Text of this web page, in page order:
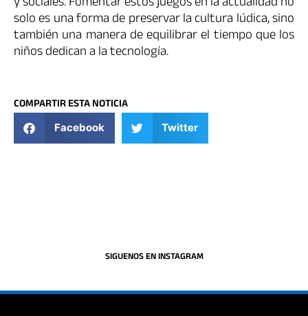
solo es una forma de preservar la cultura lúdica, sino
también una manera de equilibrar el tiempo que los
niños dedican a la tecnología.
COMPARTIR ESTA NOTICIA
Facebook Twitter
SIGUENOS EN INSTAGRAM